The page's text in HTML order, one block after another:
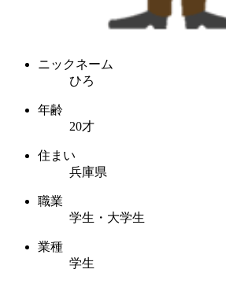
ニックネーム
ひろ
年齢
20才
住まい
兵庫県
職業
学生・大学生
業種
学生